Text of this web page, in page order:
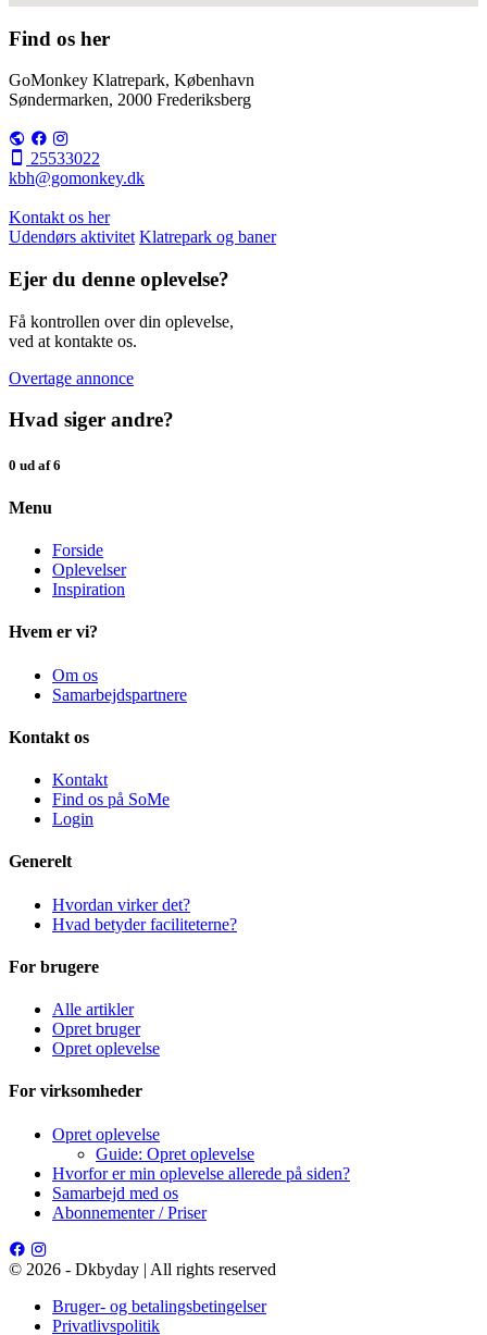
Find os her
GoMonkey Klatrepark, København
Søndermarken, 2000 Frederiksberg
25533022
kbh@gomonkey.dk
Kontakt os her
Udendørs aktivitet Klatrepark og baner
Ejer du denne oplevelse?
Få kontrollen over din oplevelse,
ved at kontakte os.
Overtage annonce
Hvad siger andre?
0 ud af 6
Menu
Forside
Oplevelser
Inspiration
Hvem er vi?
Om os
Samarbejdspartnere
Kontakt os
Kontakt
Find os på SoMe
Login
Generelt
Hvordan virker det?
Hvad betyder faciliteterne?
For brugere
Alle artikler
Opret bruger
Opret oplevelse
For virksomheder
Opret oplevelse
Guide: Opret oplevelse
Hvorfor er min oplevelse allerede på siden?
Samarbejd med os
Abonnementer / Priser
© 2026 - Dkbyday | All rights reserved
Bruger- og betalingsbetingelser
Privatlivspolitik